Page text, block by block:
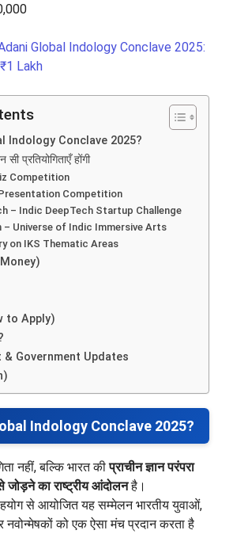
Global Indology Conclave 2025:
Lakh
Indology Conclave 2025?
प्रतियोगिताएँ होंगी
Competition
Competition
– Indic DeepTech Startup Challenge
– Universe of Indic Immersive Arts
on IKS Thematic Areas
Money)
to Apply)
Government Updates
Indology Conclave 2025?
नहीं, बल्कि भारत कीप्राचीन ज्ञान परंपरा
का राष्ट्रीय आंदोलनहै।
से आयोजित यह सम्मेलन भारतीय युवाओं,
नवोन्मेषकों को एक ऐसा मंच प्रदान करता है